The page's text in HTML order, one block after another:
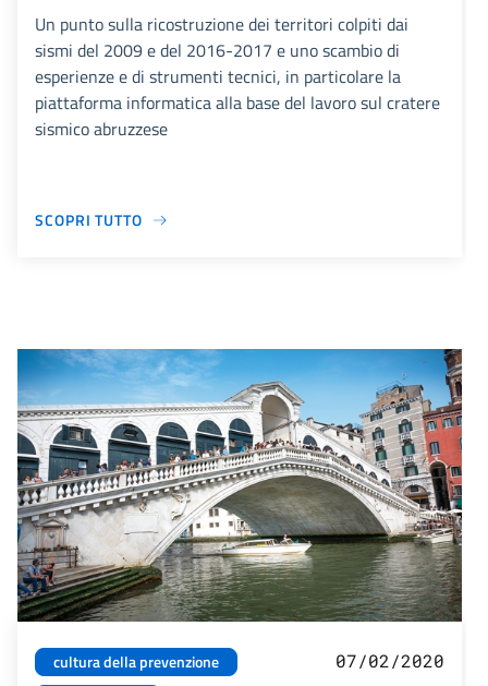
Un punto sulla ricostruzione dei territori colpiti dai
sismi del 2009 e del 2016-2017 e uno scambio di
esperienze e di strumenti tecnici, in particolare la
piattaforma informatica alla base del lavoro sul cratere
sismico abruzzese
SCOPRI TUTTO
cultura della prevenzione
07/02/2020